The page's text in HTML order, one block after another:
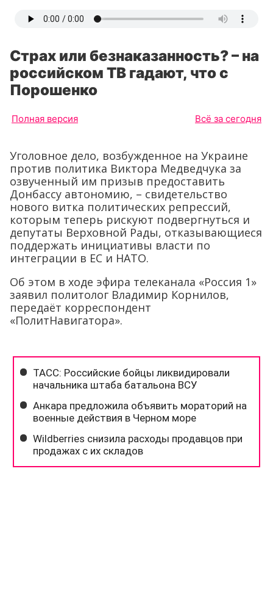
Страх или безнаказанность? – на
российском ТВ гадают, что с
Порошенко
Полная версия Всё за сегодня
Уголовное дело, возбужденное на Украине
против политика Виктора Медведчука за
озвученный им призыв предоставить
Донбассу автономию, – свидетельство
нового витка политических репрессий,
которым теперь рискуют подвергнуться и
депутаты Верховной Рады, отказывающиеся
поддержать инициативы власти по
интеграции в ЕС и НАТО.
Об этом в ходе эфира телеканала «Россия 1»
заявил политолог Владимир Корнилов,
передаёт корреспондент
«ПолитНавигатора».